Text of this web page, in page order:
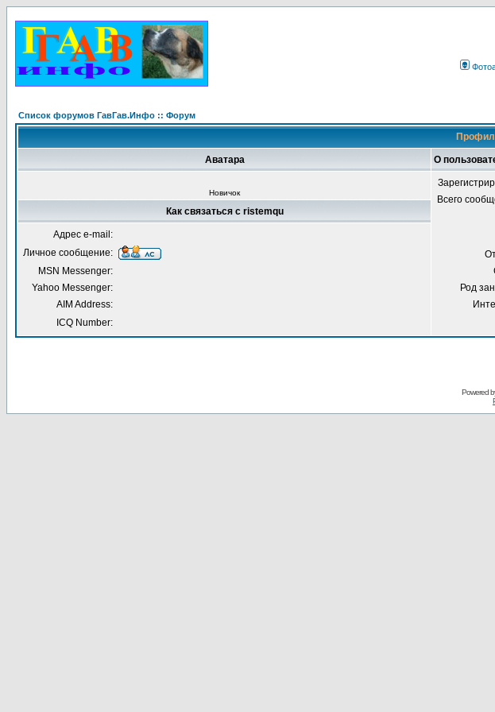
Список форумов ГавГав.Инфо :: Форум
Аватара О
Новичок
Всего
Род
Как связаться с ristemqu
Адрес e-mail:
Личное сообщение:
MSN Messenger:
Yahoo Messenger:
AIM Address:
ICQ Number:
Powered